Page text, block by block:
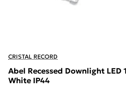
CRISTAL RECORD
Abel Recessed Downlight
White IP44